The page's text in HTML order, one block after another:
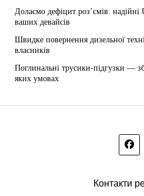
Долаємо дефіцит роз’ємів:
ваших девайсів
Швидке повернення дизельної
власників
Поглинальні трусики-підгузки —
яких умовах
Контакти